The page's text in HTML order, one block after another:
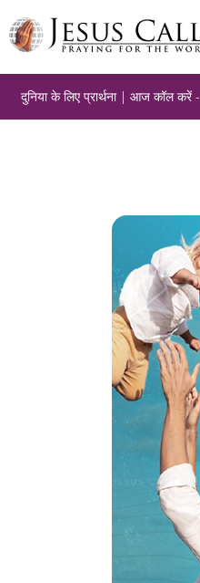
दुनिया के लिए प्रार्थना | आज कॉल करें -